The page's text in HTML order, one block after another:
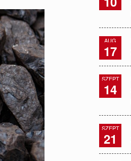
AUG
17
SZEPT
14
SZEPT
21